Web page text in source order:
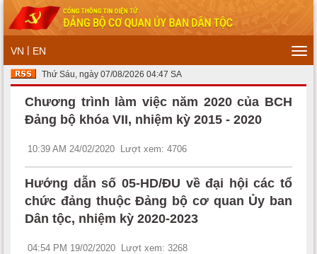
VN | EN
Thứ Sáu, ngày 07/08/2026 04:47 SA
Chương trình làm việc năm 2020 của BCH
Đảng bộ khóa VII, nhiệm kỳ 2015 - 2020
10:39 AM 24/02/2020 Lượt xem: 4706
Hướng dẫn số 05-HD/ĐU về đại hội các tổ
chức đảng thuộc Đảng bộ cơ quan Ủy ban
Dân tộc, nhiệm kỳ 2020-2023
04:54 PM 19/02/2020 Lượt xem: 3268